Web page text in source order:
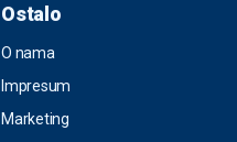
Ostalo
O nama
Impresum
Marketing